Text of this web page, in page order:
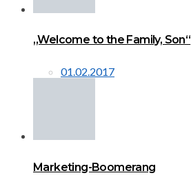
„Welcome to the Family, Son“
01.02.2017
Marketing-Boomerang